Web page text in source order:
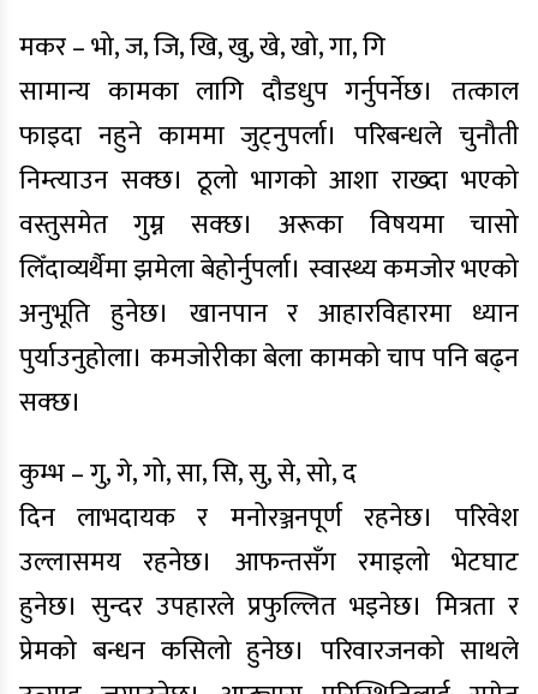
मकर – भो, ज, जि, खि, खु, खे, खो, गा, गि
सामान्य कामका लागि दौडधुप गर्नुपर्नेछ। तत्काल
फाइदा नहुने काममा जुट्नुपर्ला। परिबन्धले चुनौती
निम्त्याउन सक्छ। ठूलो भागको आशा राख्दा भएको
वस्तुसमेत गुम्न सक्छ। अरूका विषयमा चासो
लिँदाव्यर्थैमा झमेला बेहोर्नुपर्ला। स्वास्थ्य कमजोर भएको
अनुभूति हुनेछ। खानपान र आहारविहारमा ध्यान
पुर्याउनुहोला। कमजोरीका बेला कामको चाप पनि बढ्न
सक्छ।
कुम्भ – गु, गे, गो, सा, सि, सु, से, सो, द
दिन लाभदायक र मनोरञ्जनपूर्ण रहनेछ। परिवेश
उल्लासमय रहनेछ। आफन्तसँग रमाइलो भेटघाट
हुनेछ। सुन्दर उपहारले प्रफुल्लित भइनेछ। मित्रता र
प्रेमको बन्धन कसिलो हुनेछ। परिवारजनको साथले